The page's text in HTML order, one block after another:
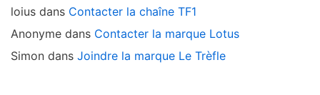
loius dans Contacter la chaîne TF1
Anonyme dans Contacter la marque Lotus
Simon dans Joindre la marque Le Trèfle